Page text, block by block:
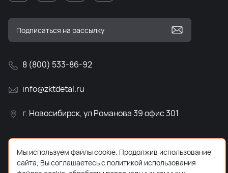
8 (800) 533-86-92
info@zktdetal.ru
г. Новосибирск, ул Романова 39 офис 301
Мы используем файлы cookie. Продолжив использование
сайта, Вы соглашаетесь с политикой использования